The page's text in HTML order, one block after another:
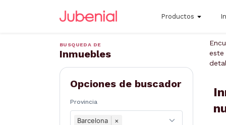
Productos
BUSQUEDA DE
Inmuebles
Opciones de buscador
Provincia
Barcelona ×
este